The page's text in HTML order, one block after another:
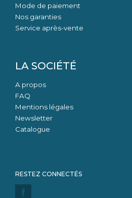
Mode de paiement
Nos garanties
Service après-vente
LA SOCIÉTÉ
A propos
FAQ
Mentions légales
Newsletter
Catalogue